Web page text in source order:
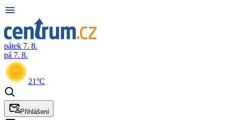
pátek 7. 8.
pá 7. 8.
21°C
Přihlášení